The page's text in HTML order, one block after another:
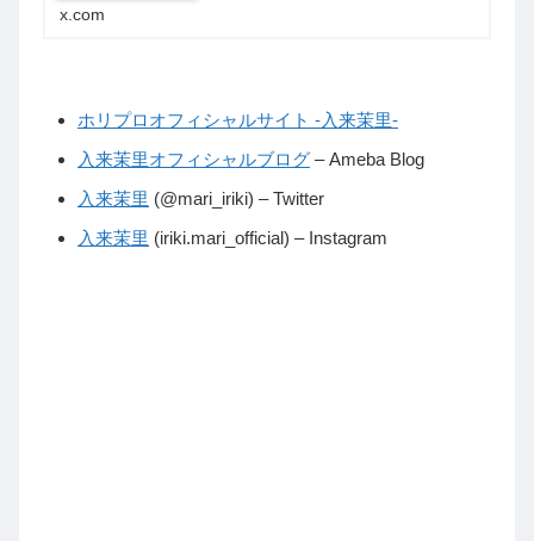
x.com
ホリプロオフィシャルサイト -入来茉里-
入来茉里オフィシャルブログ – Ameba Blog
入来茉里 (@mari_iriki) – Twitter
入来茉里 (iriki.mari_official) – Instagram